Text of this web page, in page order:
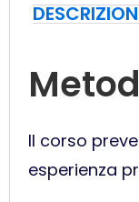
Il corso
esperienza